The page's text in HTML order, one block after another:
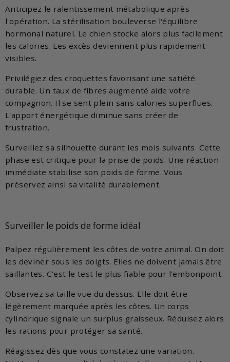
Anticipez le ralentissement métabolique après
l'opération. La stérilisation bouleverse l'équilibre
hormonal naturel. Le chien stocke alors plus facilement
les calories. Les excès deviennent plus rapidement
visibles.
Privilégiez des croquettes favorisant une satiété
durable. Un taux de fibres augmenté aide votre
compagnon. Il se sent plein sans calories superflues.
L'apport énergétique diminue sans créer de
frustration.
Surveillez sa silhouette durant les mois suivants. Cette
phase est critique pour la prise de poids. Une réaction
immédiate stabilise son poids de forme. Vous
préservez ainsi sa vitalité durablement.
Surveiller le poids de forme idéal
Palpez régulièrement les côtes de votre animal. On doit
les deviner sous les doigts. Elles ne doivent jamais être
saillantes. C'est le test le plus fiable pour l'embonpoint.
Observez sa taille vue du dessus. Elle doit être
légèrement marquée après les côtes. Un corps
cylindrique signale un surplus graisseux. Réduisez alors
les rations pour protéger sa santé.
Réagissez dès que vous constatez une variation.